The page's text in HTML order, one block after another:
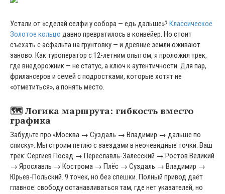
Устали от «сделай селфи у собора — едь дальше»? Классическое
Золотое кольцо давно превратилось в конвейер. Но стоит
съехать с асфальта на грунтовку — и древние земли оживают
заново. Как туроператор с 12-летним опытом, я проложил трек,
где внедорожник — не статус, а ключ к аутентичности. Для пар,
фрилансеров и семей с подростками, которые хотят не
«отметиться», а понять место.
🗺️ Логика маршрута: гибкость вместо
графика
Забудьте про «Москва → Суздаль → Владимир → дальше по
списку». Мы строим петлю с заездами в неочевидные точки. Ваш
трек: Сергиев Посад → Переславль-Залесский → Ростов Великий
→ Ярославль → Кострома → Плёс → Суздаль → Владимир →
Юрьев-Польский. 9 точек, но без спешки. Полный привод даёт
главное: свободу останавливаться там, где нет указателей, но